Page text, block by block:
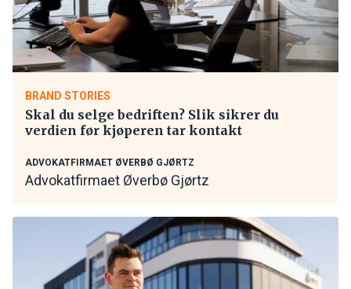
BRAND STORIES
Skal du selge bedriften? Slik sikrer du
verdien før kjøperen tar kontakt
ADVOKATFIRMAET ØVERBØ GJØRTZ
Advokatfirmaet Øverbø Gjørtz